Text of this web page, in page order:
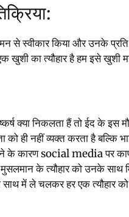
से स्वीकार किया और उनके
खुशी का त्यौहार है हम इसे खुशी
क्या निकलता हैं तो ईद के इस
ही नहीं व्यक्त करता है बल्कि
कारण social media पर काफी
मुसलमान के त्यौहार को उनके
साथ में ले चलकर हर एक त्यौहार